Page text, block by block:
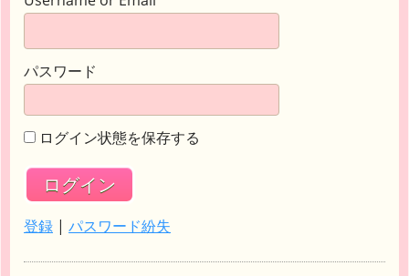
パスワード
ログイン状態を保存する
登録 | パスワード紛失